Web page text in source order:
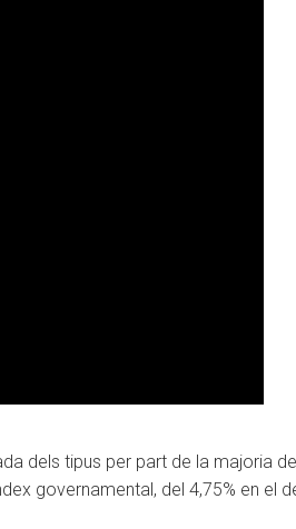
dels tipus per part de la majoria
governamental, del 4,75% en el